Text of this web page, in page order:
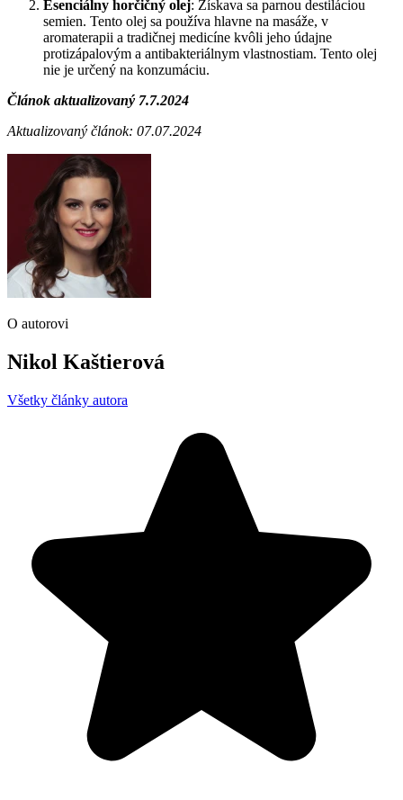
Esenciálny horčičný olej: Získava sa parnou destiláciou
semien. Tento olej sa používa hlavne na masáže, v
aromaterapii a tradičnej medicíne kvôli jeho údajne
protizápalovým a antibakteriálnym vlastnostiam. Tento olej
nie je určený na konzumáciu.
Článok aktualizovaný 7.7.2024
Aktualizovaný článok: 07.07.2024
O autorovi
Nikol Kaštierová
Všetky články autora